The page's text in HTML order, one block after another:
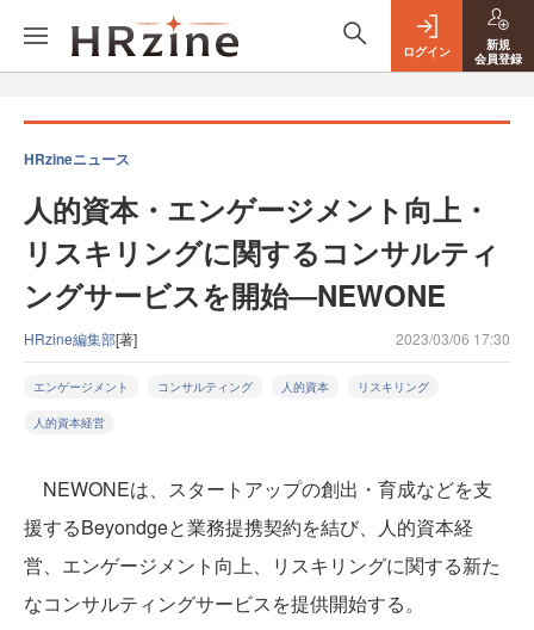
ログイン
新規
会員登録
HRzineニュース
人的資本・エンゲージメント向上・
リスキリングに関するコンサルティ
ングサービスを開始―NEWONE
HRzine編集部[著] 2023/03/06 17:30
エンゲージメント コンサルティング 人的資本 リスキリング
人的資本経営
NEWONEは、スタートアップの創出・育成などを支
援するBeyondgeと業務提携契約を結び、人的資本経
営、エンゲージメント向上、リスキリングに関する新た
なコンサルティングサービスを提供開始する。